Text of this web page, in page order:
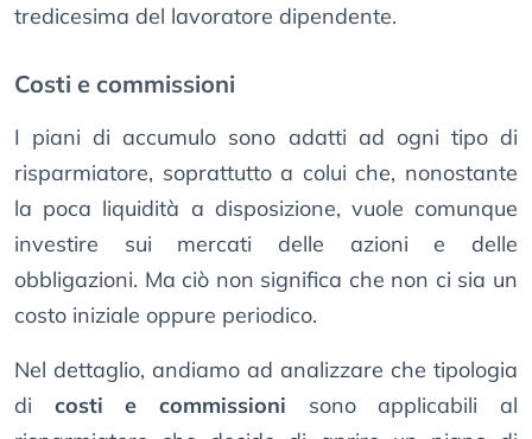
tredicesima del lavoratore dipendente.
Costi e commissioni
I piani di accumulo sono adatti ad ogni tipo di
risparmiatore, soprattutto a colui che, nonostante
la poca liquidità a disposizione, vuole comunque
investire sui mercati delle azioni e delle
obbligazioni. Ma ciò non significa che non ci sia un
costo iniziale oppure periodico.
Nel dettaglio, andiamo ad analizzare che tipologia
di costi e commissioni sono applicabili al